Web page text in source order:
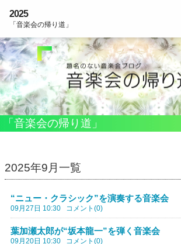
2025
「音楽会の帰り道」
「音楽会の帰り道」
2025年9月一覧
“ニュー・クラシック”を演奏する音楽会
09月27日 10:30 コメント(0)
葉加瀬太郎が“坂本龍一”を弾く音楽会
09月20日 10:30 コメント(0)